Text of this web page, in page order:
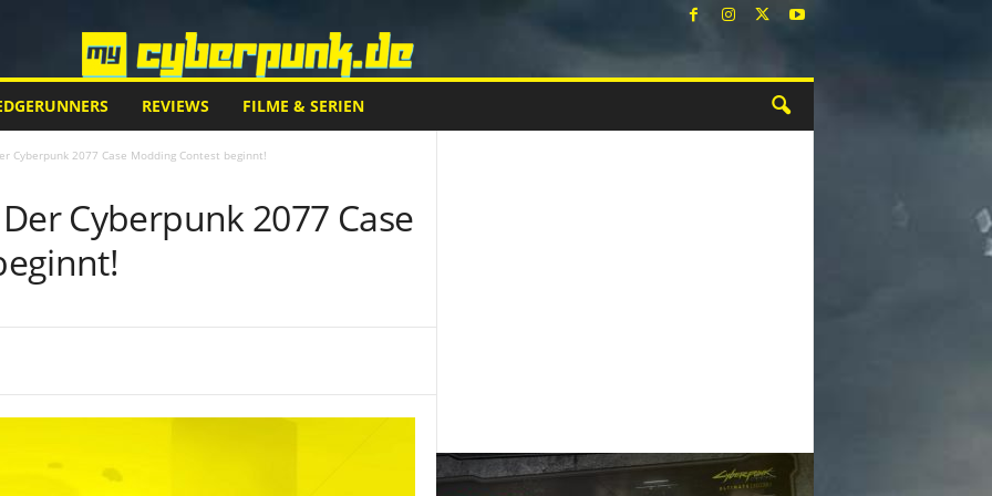
REVIEWS FILME & SERIEN
Cyberpunk 2077 Case Modding Contest beginnt!
Cyberpunk 2077 Case